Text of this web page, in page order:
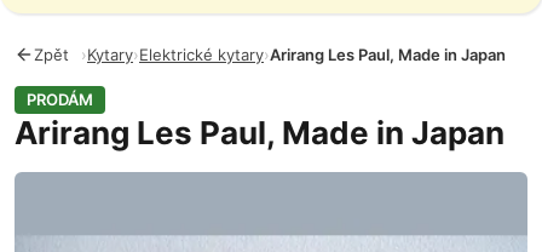
Zpět ›Kytary›Elektrické kytary›Arirang Les Paul, Made in Japan
PRODÁM
Arirang Les Paul, Made in Japan
Fotografie